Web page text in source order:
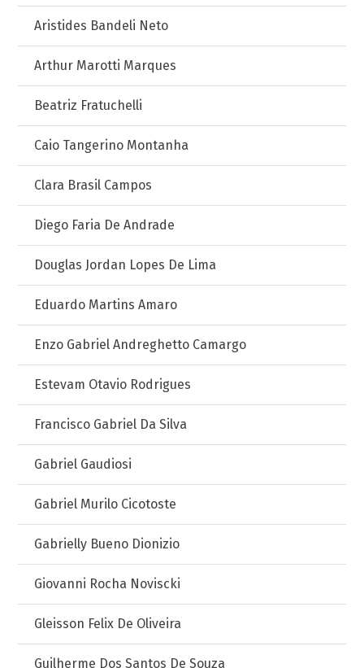
Aristides Bandeli Neto
Arthur Marotti Marques
Beatriz Fratuchelli
Caio Tangerino Montanha
Clara Brasil Campos
Diego Faria De Andrade
Douglas Jordan Lopes De Lima
Eduardo Martins Amaro
Enzo Gabriel Andreghetto Camargo
Estevam Otavio Rodrigues
Francisco Gabriel Da Silva
Gabriel Gaudiosi
Gabriel Murilo Cicotoste
Gabrielly Bueno Dionizio
Giovanni Rocha Noviscki
Gleisson Felix De Oliveira
Guilherme Dos Santos De Souza